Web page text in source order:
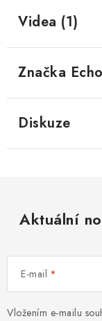
Videa (1)
Značka Echo
Diskuze
Aktuální
E-mail
Vložením e-mailu